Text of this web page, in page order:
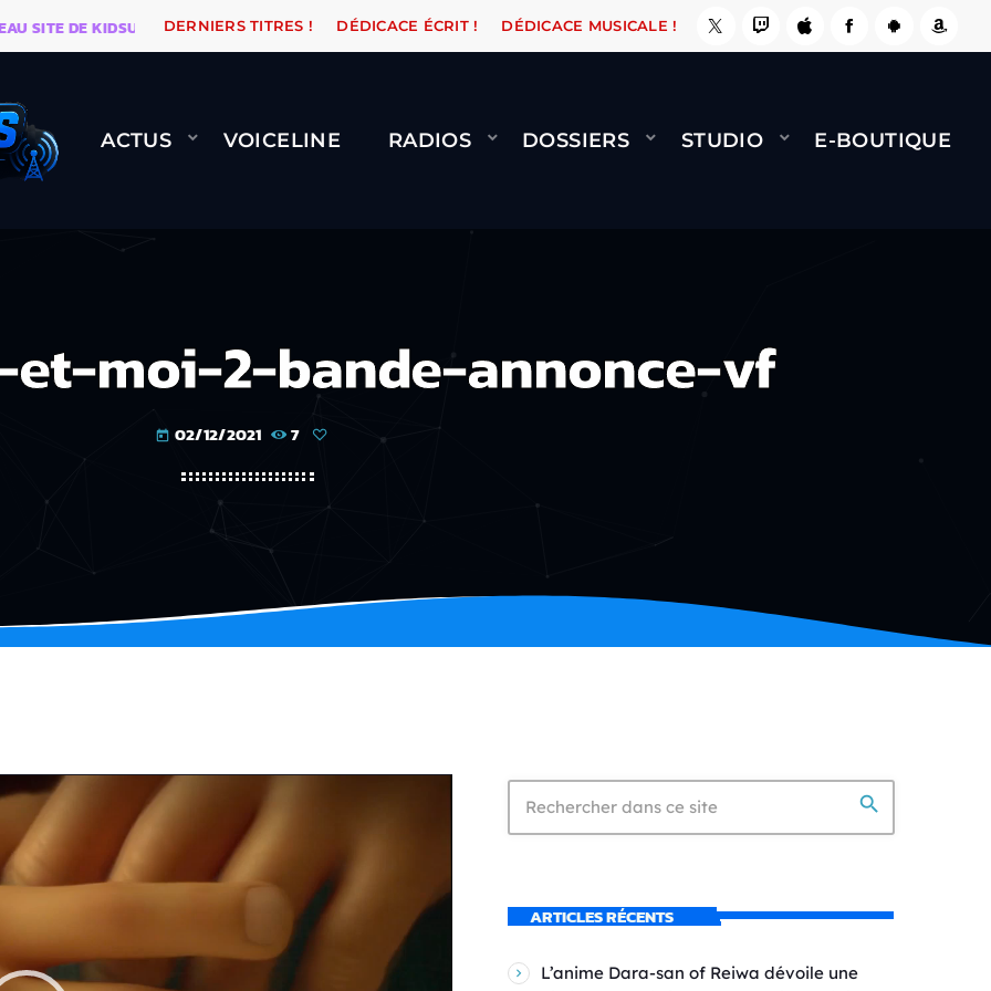
DE KIDSUNE WARÉTRO ORANGE ROAD QUI PASSE, ÇA LE FAIT ! NAMI BERNARD MINET - FLY
DERNIERS TITRES ! DÉDICACE ÉCRIT ! DÉDICACE MUSICALE !
ACTUS VOICELINE RADIOS DOSSIERS STUDIO E-BOUTIQUE
et-moi-2-bande-annonce-vf
today 02/12/2021 7
search
ARTICLES RÉCENTS
L’anime Dara-san of Reiwa dévoile une